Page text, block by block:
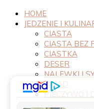
HOME
JEDZENIE I
CIASTA
CIASTA BEZ
CIASTKA
DESER
NALEWKI I
OBIAD
PIECZYWO I